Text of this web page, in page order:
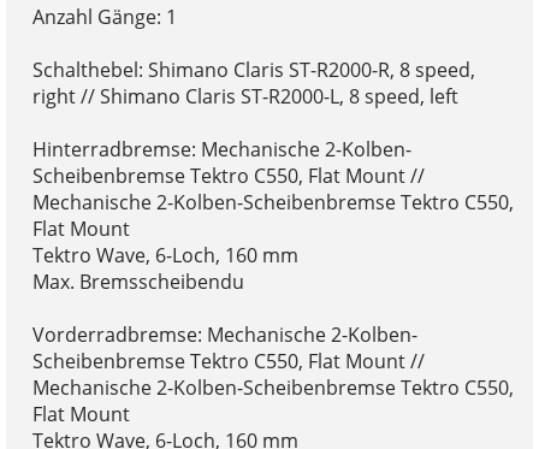
Anzahl Gänge: 1
Schalthebel: Shimano Claris ST-R2000-R, 8 speed,
right // Shimano Claris ST-R2000-L, 8 speed, left
Hinterradbremse: Mechanische 2-Kolben-
Scheibenbremse Tektro C550, Flat Mount //
Mechanische 2-Kolben-Scheibenbremse Tektro C550,
Flat Mount
Tektro Wave, 6-Loch, 160 mm
Max. Bremsscheibendu
Vorderradbremse: Mechanische 2-Kolben-
Scheibenbremse Tektro C550, Flat Mount //
Mechanische 2-Kolben-Scheibenbremse Tektro C550,
Flat Mount
Tektro Wave, 6-Loch, 160 mm